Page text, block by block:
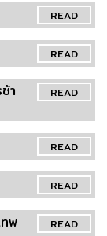
READ
READ
READ
า
READ
READ
READ
พ